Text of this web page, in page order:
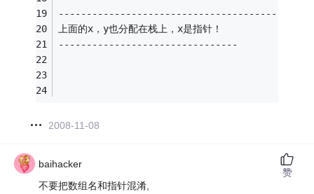
上面的x，y也分配在栈上，x是指针！
--------------------------------
2008-11-08
baihacker
不要把数组名和指针混淆,
赞